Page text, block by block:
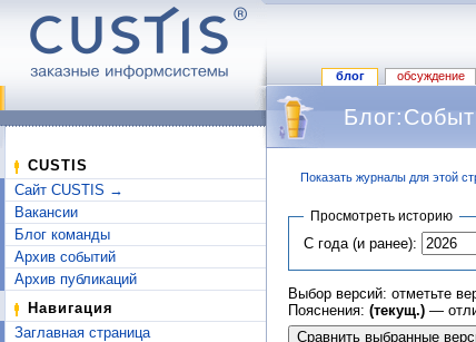
блог обсуждение
CUSTIS
Сайт CUSTIS →
Вакансии
Блог команды
Архив событий
Архив публикаций
Навигация
Заглавная страница
Показать журналы для этой
Просмотреть историю
С года (и ранее):
Выбор версий: отметьте
Пояснения: (текущ.) —